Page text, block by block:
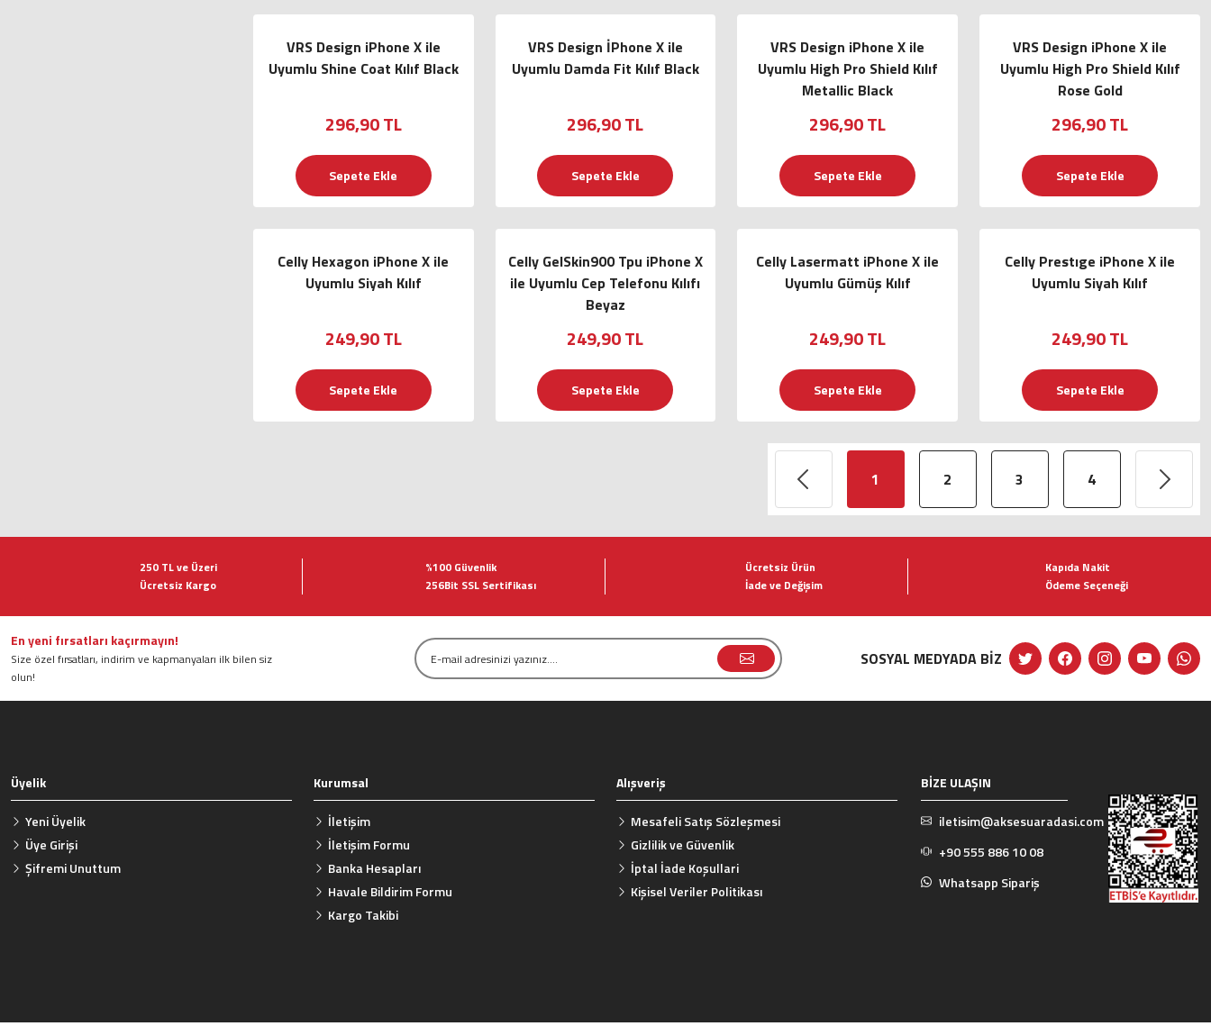
VRS Design iPhone X ile
Uyumlu Shine Coat Kılıf Black
296,90 TL
Sepete Ekle
VRS Design İPhone X ile
Uyumlu Damda Fit Kılıf Black
296,90 TL
Sepete Ekle
VRS Design iPhone X ile
Uyumlu High Pro Shield Kılıf
Metallic Black
296,90 TL
Sepete Ekle
VRS Design iPhone X ile
Uyumlu High Pro Shield Kılıf
Rose Gold
296,90 TL
Sepete Ekle
Celly Hexagon iPhone X ile
Uyumlu Siyah Kılıf
249,90 TL
Sepete Ekle
Celly GelSkin900 Tpu iPhone X
ile Uyumlu Cep Telefonu Kılıfı
Beyaz
249,90 TL
Sepete Ekle
Celly Lasermatt iPhone X ile
Uyumlu Gümüş Kılıf
249,90 TL
Sepete Ekle
Celly Prestıge iPhone X ile
Uyumlu Siyah Kılıf
249,90 TL
Sepete Ekle
1 2 3 4
250 TL ve Üzeri
Ücretsiz Kargo
%100 Güvenlik
256Bit SSL Sertifikası
Ücretsiz Ürün
İade ve Değişim
Kapıda Nakit
Ödeme Seçeneği
En yeni fırsatları kaçırmayın!
Size özel fırsatları, indirim ve kapmanyaları ilk bilen siz
olun!
SOSYAL MEDYADA BİZ
Üyelik
Yeni Üyelik
Üye Girişi
Şifremi Unuttum
Kurumsal
İletişim
İletişim Formu
Banka Hesapları
Havale Bildirim Formu
Kargo Takibi
Alışveriş
Mesafeli Satış Sözleşmesi
Gizlilik ve Güvenlik
İptal İade Koşullari
Kişisel Veriler Politikası
BİZE ULAŞIN
iletisim@aksesuaradasi.com
+90 555 886 10 08
Whatsapp Sipariş